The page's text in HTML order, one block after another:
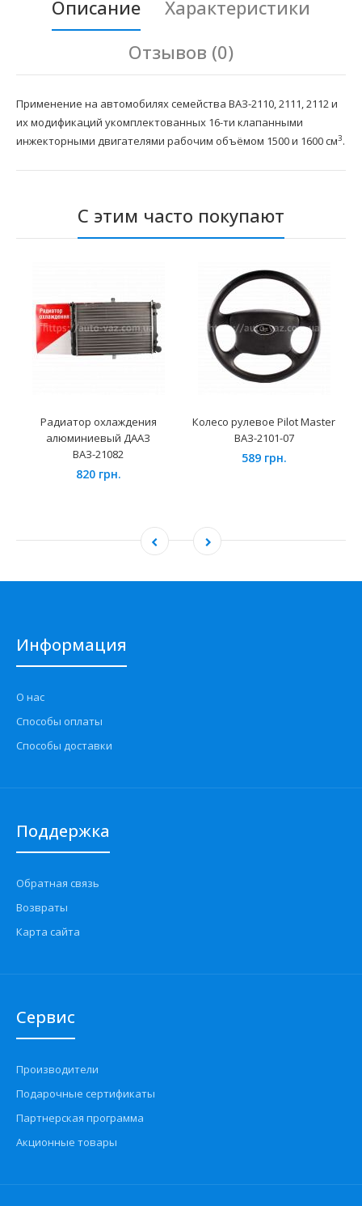
Описание
Характеристики
Отзывов (0)
Применение на автомобилях семейства ВАЗ-2110, 2111, 2112 и
их модификаций укомплектованных 16-ти клапанными
инжекторными двигателями рабочим объёмом 1500 и 1600 см3.
С этим часто покупают
Радиатор охлаждения
алюминиевый ДААЗ
ВАЗ-21082
820 грн.
Колесо рулевое Pilot Master
ВАЗ-2101-07
589 грн.
Информация
О нас
Способы оплаты
Способы доставки
Поддержка
Обратная связь
Возвраты
Карта сайта
Сервис
Производители
Подарочные сертификаты
Партнерская программа
Акционные товары